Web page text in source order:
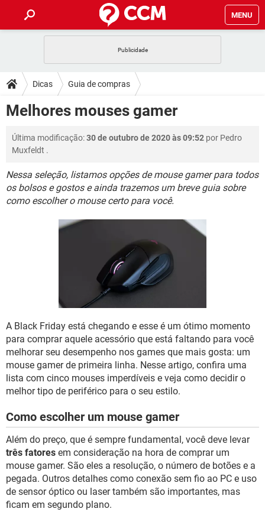
MENU
CELULAR
OUTLOOK EXCEL
GUIA DE COMPRAS
DICAS
JOGOS
CELULAR FACEBOOK
OUTLOOK EXCEL
GUIA DE COMPRAS
DOWNLOADS
CELULAR
INSTAGRAM GMAIL
FÓRUM
CELULAR FACEBOOK
OUTLOOK EXCEL
GMAIL
JOGOS WHATSAPP
Dicas Guia de compras
Melhores mouses gamer
Última modificação:30 de outubro de 2020 às 09:52 por Pedro
Muxfeldt .
Nessa seleção, listamos opções de mouse gamer para todos
os bolsos e gostos e ainda trazemos um breve guia sobre
como escolher o mouse certo para você.
A Black Friday está chegando e esse é um ótimo momento
para comprar aquele acessório que está faltando para você
melhorar seu desempenho nos games que mais gosta: um
mouse gamer de primeira linha. Nesse artigo, confira uma
lista com cinco mouses imperdíveis e veja como decidir o
melhor tipo de periférico para o seu estilo.
Como escolher um mouse gamer
Além do preço, que é sempre fundamental, você deve levar
três fatores em consideração na hora de comprar um
mouse gamer. São eles a resolução, o número de botões e a
pegada. Outros detalhes como conexão sem fio ao PC e uso
de sensor óptico ou laser também são importantes, mas
ficam em segundo plano.